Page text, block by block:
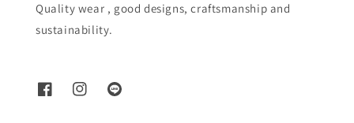
Quality wear , good designs, craftsmanship and
sustainability.